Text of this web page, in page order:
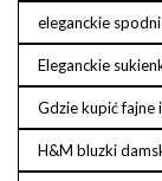
eleganckie
Eleganckie
Gdzie kupić fajne
H&M bluzki